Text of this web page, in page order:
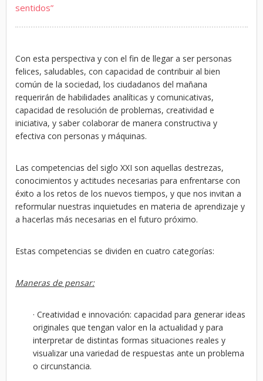
sentidos”
Con esta perspectiva y con el fin de llegar a ser personas
felices, saludables, con capacidad de contribuir al bien
común de la sociedad, los ciudadanos del mañana
requerirán de habilidades analíticas y comunicativas,
capacidad de resolución de problemas, creatividad e
iniciativa, y saber colaborar de manera constructiva y
efectiva con personas y máquinas.
Las competencias del siglo XXI son aquellas destrezas,
conocimientos y actitudes necesarias para enfrentarse con
éxito a los retos de los nuevos tiempos, y que nos invitan a
reformular nuestras inquietudes en materia de aprendizaje y
a hacerlas más necesarias en el futuro próximo.
Estas competencias se dividen en cuatro categorías:
Maneras de pensar:
· Creatividad e innovación: capacidad para generar ideas
originales que tengan valor en la actualidad y para
interpretar de distintas formas situaciones reales y
visualizar una variedad de respuestas ante un problema
o circunstancia.